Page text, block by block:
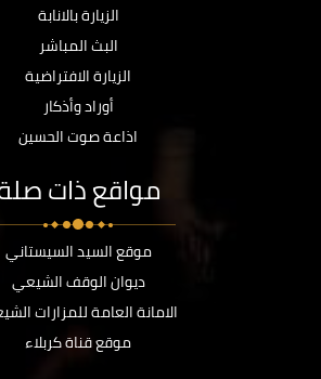
الزيارة بالانابة
البث المباشر
الزيارة الافتراضية
أوراد وأذكار
اذاعة صوت الحسين
مواقع ذات
موقع السيد السيستاني
ديوان الوقف الشيعي
الامانة العامة للمزارات
موقع قناة كربلاء